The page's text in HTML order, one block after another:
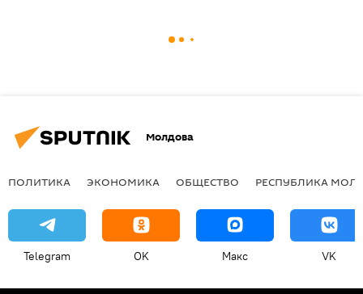
Молдова
ПОЛИТИКА ЭКОНОМИКА ОБЩЕСТВО РЕСПУБЛИКА
Telegram OK Макс VK